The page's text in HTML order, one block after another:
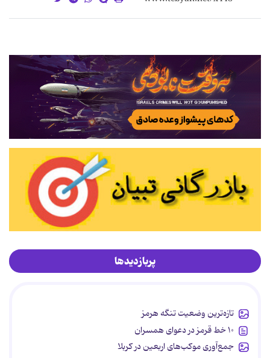
پربازدیدها
تازه‌ترین وضعیت تنگه هرمز
۱۰ خط قرمز در دعوای همسران
جمع‌آوری موکب‌های اربعین در کربلا